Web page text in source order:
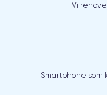
Vi
Smartphone